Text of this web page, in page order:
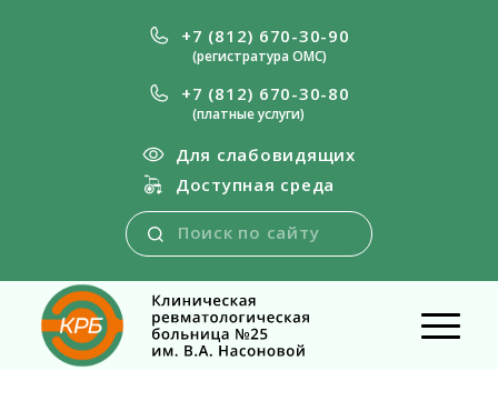
+7 (812) 670-30-90
(регистратура ОМС)
+7 (812) 670-30-80
(платные услуги)
Для слабовидящих
Доступная среда